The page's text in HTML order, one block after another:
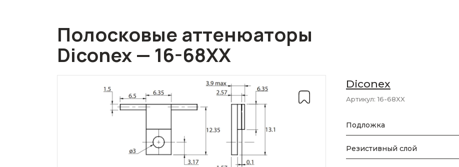
Полосковые аттенюаторы
Diconex — 16-68XX
Diconex
Артикул: 16-68XX
Подложка
Резистивный слой